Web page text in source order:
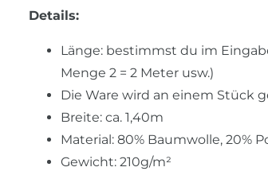
Details:
Länge: bestimmst du im
Menge 2 = 2 Meter usw.)
Die Ware wird an einem Stück
Breite: ca. 1,40m
Material: 80% Baumwolle, 20%
Gewicht: 210g/m²